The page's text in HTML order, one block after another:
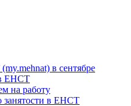
в сентябре
в ЕНСТ
на работу
занятости в ЕНСТ